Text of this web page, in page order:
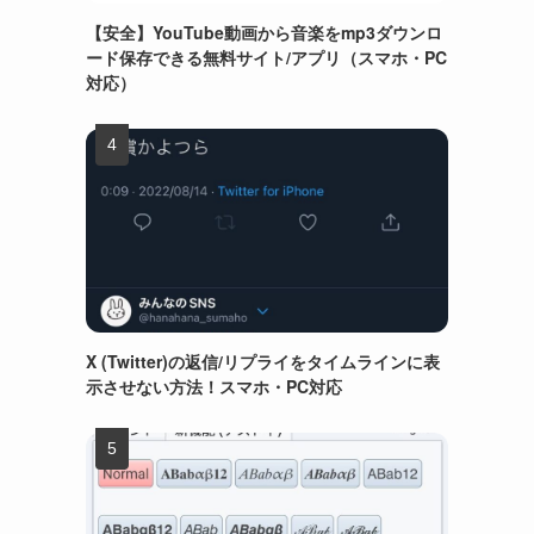
【安全】YouTube動画から音楽をmp3ダウンロ
ード保存できる無料サイト/アプリ（スマホ・PC
対応）
X (Twitter)の返信/リプライをタイムラインに表
示させない方法！スマホ・PC対応